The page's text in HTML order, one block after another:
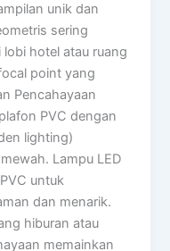
unik dan
sering
hotel atau ruang
point yang
Pencahayaan
PVC dengan
lighting)
Lampu LED
untuk
dan menarik.
hiburan atau
memainkan